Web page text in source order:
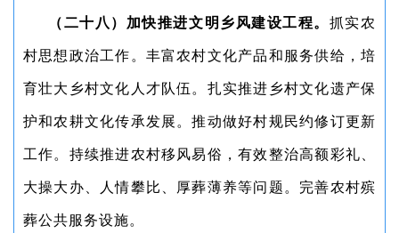
（二十八）加快推进文明乡风建设工程。 抓实农
村思想政治工作。丰富农村文化产品和服务供给，培
育壮大乡村文化人才队伍。扎实推进乡村文化遗产保
护和农耕文化传承发展。推动做好村规民约修订更新
工作。持续推进农村移风易俗，有效整治高额彩礼、
大操大办、人情攀比、厚葬薄养等问题。完善农村殡
葬公共服务设施。